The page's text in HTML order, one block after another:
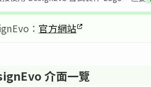
： 官方網站
介面一覽